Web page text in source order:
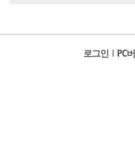
로그인 l PC